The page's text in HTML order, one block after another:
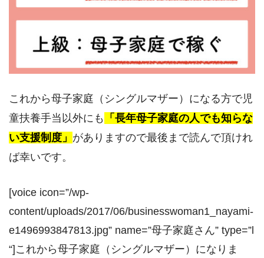
これから母子家庭（シングルマザー）になる方で児
童扶養手当以外にも
「長年母子家庭の人でも知らな
い支援制度」 がありますので最後まで読んで頂けれ
ば幸いです。
[voice icon=”/wp-
content/uploads/2017/06/businesswoman1_nayami-
e1496993847813.jpg” name=”母子家庭さん” type=”l
“]これから母子家庭（シングルマザー）になりま